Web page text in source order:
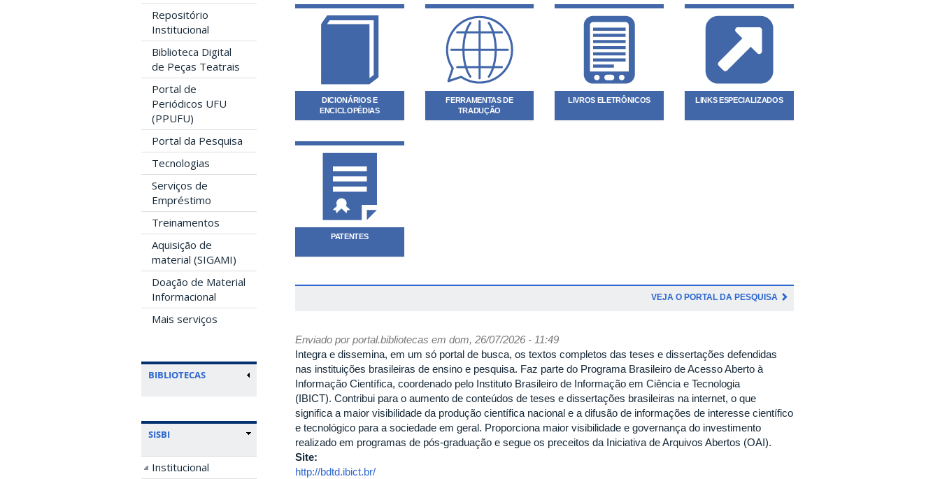
Repositório
Institucional
Biblioteca Digital
de Peças Teatrais
Portal de
Periódicos UFU
(PPUFU)
Portal da Pesquisa
Tecnologias
Serviços de
Empréstimo
Treinamentos
Aquisição de
material (SIGAMI)
Doação de Material
Informacional
Mais serviços
BIBLIOTECAS
SISBI
Institucional
DICIONÁRIOS E
ENCICLOPÉDIAS
FERRAMENTAS DE
TRADUÇÃO
LIVROS ELETRÔNICOS LINKS ESPECIALIZADOS
PATENTES
VEJA O PORTAL DA PESQUISA
Enviado porportal.bibliotecas em dom, 26/07/2026 - 11:49
Integra e dissemina, em um só portal de busca, os textos completos das teses e dissertações defendidas
nas instituições brasileiras de ensino e pesquisa. Faz parte do Programa Brasileiro de Acesso Aberto à
Informação Científica, coordenado pelo Instituto Brasileiro de Informação em Ciência e Tecnologia
(IBICT). Contribui para o aumento de conteúdos de teses e dissertações brasileiras na internet, o que
significa a maior visibilidade da produção científica nacional e a difusão de informações de interesse científico
e tecnológico para a sociedade em geral. Proporciona maior visibilidade e governança do investimento
realizado em programas de pós-graduação e segue os preceitos da Iniciativa de Arquivos Abertos (OAI).
Site:
http://bdtd.ibict.br/